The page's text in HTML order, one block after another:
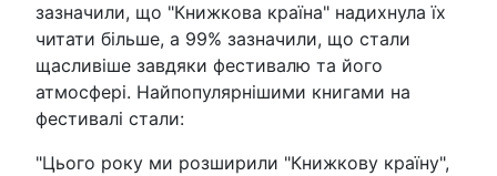
зазначили, що "Книжкова країна" надихнула їх
читати більше, а 99% зазначили, що стали
щасливіше завдяки фестивалю та його
атмосфері. Найпопулярнішими книгами на
фестивалі стали:
"Цього року ми розширили "Книжкову країну",